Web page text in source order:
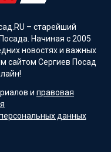
– старейший
Начиная с 2005
новостях и важных
сайтом Сергиев Посад
и правовая
данных